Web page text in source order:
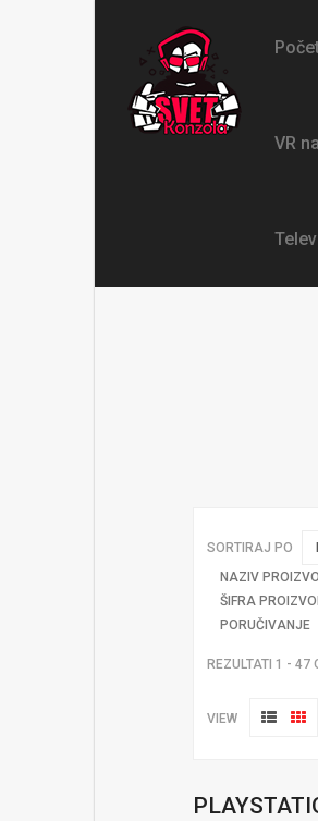
VR
SORTIRAJ PO
NAZIV
ŠIFRA
PORUČIVANJE
REZULTATI 1 - 47
VIEW